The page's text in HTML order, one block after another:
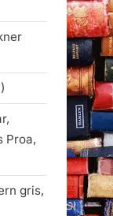
Proa,
gris,